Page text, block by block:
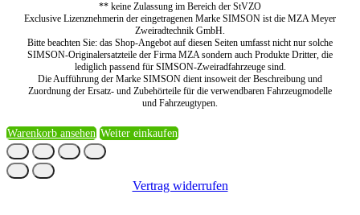
** keine Zulassung im Bereich der StVZO
Exclusive Lizenznehmerin der eingetragenen Marke SIMSON ist die MZA Meyer
Zweiradtechnik GmbH.
Bitte beachten Sie: das Shop-Angebot auf diesen Seiten umfasst nicht nur solche
SIMSON-Originalersatzteile der Firma MZA sondern auch Produkte Dritter, die
lediglich passend für SIMSON-Zweiradfahrzeuge sind.
Die Aufführung der Marke SIMSON dient insoweit der Beschreibung und
Zuordnung der Ersatz- und Zubehörteile für die verwendbaren Fahrzeugmodelle
und Fahrzeugtypen.
Warenkorb ansehen Weiter einkaufen
Vertrag widerrufen